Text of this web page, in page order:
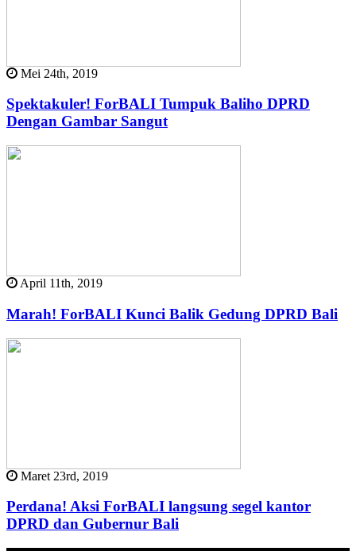
Mei 24th, 2019
Spektakuler! ForBALI Tumpuk Baliho DPRD
Dengan Gambar Sangut
April 11th, 2019
Marah! ForBALI Kunci Balik Gedung DPRD Bali
Maret 23rd, 2019
Perdana! Aksi ForBALI langsung segel kantor
DPRD dan Gubernur Bali